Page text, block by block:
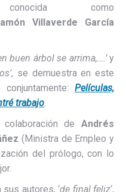
conocida como
Villaverde García
buen árbol se arrima,….’y
, se demuestra en este
Películas,
trabajo.
de Andrés
(Ministra de Empleo y
del prólogo, con lo
autores, ‘de final feliz‘,